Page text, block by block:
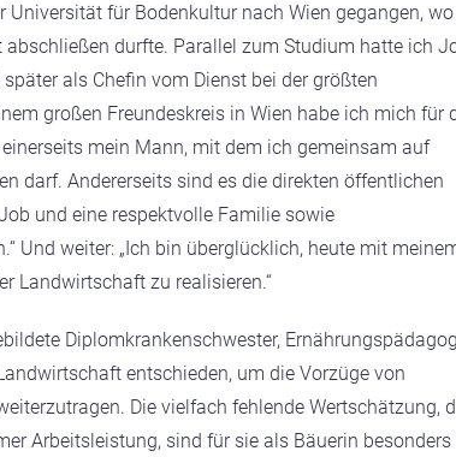
Universität für Bodenkultur nach Wien gegangen, wo
durfte. Parallel zum Studium hatte ich
als Chefin vom Dienst bei der größten
großen Freundeskreis in Wien habe ich mich für
mein Mann, mit dem ich gemeinsam auf
darf. Andererseits sind es die direkten öffentlichen
und eine respektvolle Familie sowie
Und weiter: „Ich bin überglücklich, heute mit
Landwirtschaft zu realisieren.“
Diplomkrankenschwester,
entschieden, um die Vorzüge von
Die vielfach fehlende Wertschätzung,
Arbeitsleistung, sind für sie als Bäuerin besonders